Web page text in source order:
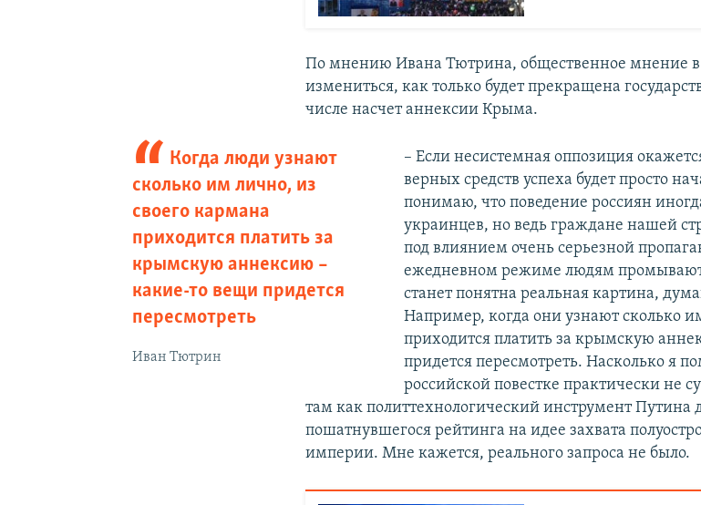
По мнению Ивана Тютрина, общественное мнение
измениться, как только будет прекращена
числе насчет аннексии Крыма.
Когда люди узнают
сколько им лично, из
своего кармана
приходится платить за
крымскую аннексию –
какие-то вещи придется
пересмотреть
Иван Тютрин
– Если несистемная оппозиция
верных средств успеха будет просто
понимаю, что поведение россиян
украинцев, но ведь граждане нашей
под влиянием очень серьезной
ежедневном режиме людям промывают
станет понятна реальная картина,
Например, когда они узнают сколько
приходится платить за крымскую
придется пересмотреть. Насколько я
российской повестке практически не
там как политтехнологический инструмент Путина
пошатнувшегося рейтинга на идее захвата
империи. Мне кажется, реального запроса не было.